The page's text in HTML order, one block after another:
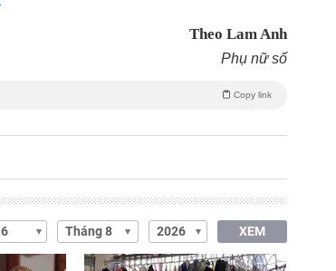
Theo Lam Anh
Phụ nữ số
Copy link
XEM